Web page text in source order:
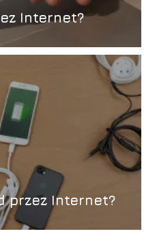
Internet?
przez Internet?